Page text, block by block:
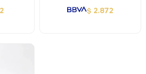
$ 2.872